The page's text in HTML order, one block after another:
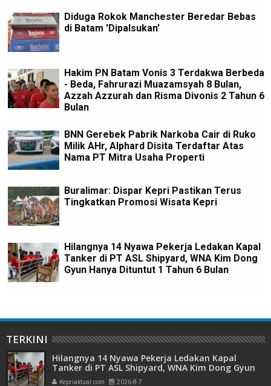
Diduga Rokok Manchester Beredar Bebas
di Batam 'Dipalsukan'
Hakim PN Batam Vonis 3 Terdakwa Berbeda
- Beda, Fahrurazi Muazamsyah 8 Bulan,
Azzah Azzurah dan Risma Divonis 2 Tahun 6
Bulan
BNN Gerebek Pabrik Narkoba Cair di Ruko
Milik AHr, Alphard Disita Terdaftar Atas
Nama PT Mitra Usaha Properti
Buralimar: Dispar Kepri Pastikan Terus
Tingkatkan Promosi Wisata Kepri
Hilangnya 14 Nyawa Pekerja Ledakan Kapal
Tanker di PT ASL Shipyard, WNA Kim Dong
Gyun Hanya Dituntut 1 Tahun 6 Bulan
TERKINI
Hilangnya 14 Nyawa Pekerja Ledakan Kapal
Tanker di PT ASL Shipyard, WNA Kim Dong Gyun
Hanya Dituntut 1 Tahun 6 Bulan
Kepriaktual.com 2026-8-7